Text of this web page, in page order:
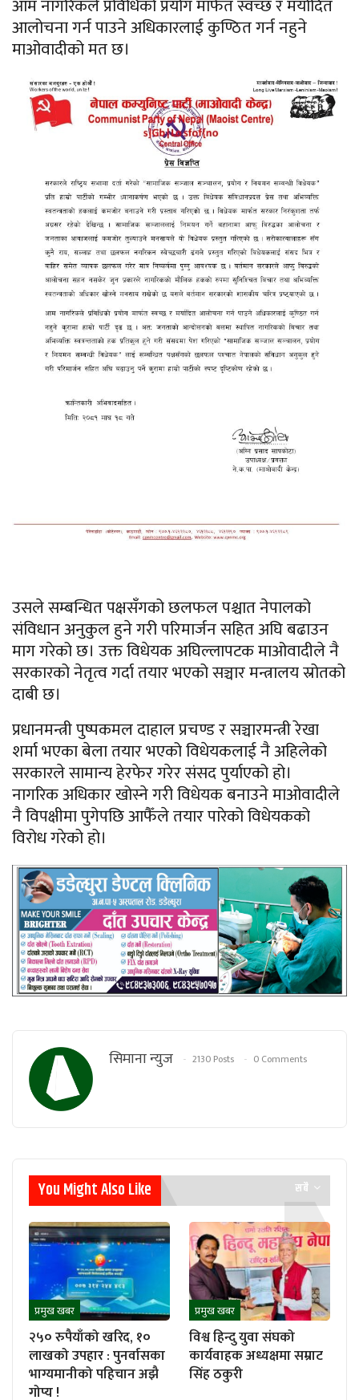
आम नागरिकले प्रविधिको प्रयोग मार्फत स्वच्छ र मर्यादित
आलोचना गर्न पाउने अधिकारलाई कुण्ठित गर्न नहुने
माओवादीको मत छ।
उसले सम्बन्धित पक्षसँगको छलफल पश्चात नेपालको
संविधान अनुकुल हुने गरी परिमार्जन सहित अघि बढाउन
माग गरेको छ। उक्त विधेयक अघिल्लापटक माओवादीले नै
सरकारको नेतृत्व गर्दा तयार भएको सञ्चार मन्त्रालय स्रोतको
दाबी छ।
प्रधानमन्त्री पुष्पकमल दाहाल प्रचण्ड र सञ्चारमन्त्री रेखा
शर्मा भएका बेला तयार भएको विधेयकलाई नै अहिलेको
सरकारले सामान्य हेरफेर गरेर संसद पुर्याएको हो।
नागरिक अधिकार खोस्ने गरी विधेयक बनाउने माओवादीले
नै विपक्षीमा पुगेपछि आफैँले तयार पारेको विधेयकको
विरोध गरेको हो।
सिमाना न्युज 2130 Posts 0 Comments
सबै
You Might Also Like
प्रमुख खबर
२५० रुपैयाँको खरिद, १०
लाखको उपहार : पुनर्वासका
भाग्यमानीको पहिचान अझै
गोप्य !
प्रमुख खबर
विश्व हिन्दु युवा संघको
कार्यवाहक अध्यक्षमा सम्राट
सिंह ठकुरी